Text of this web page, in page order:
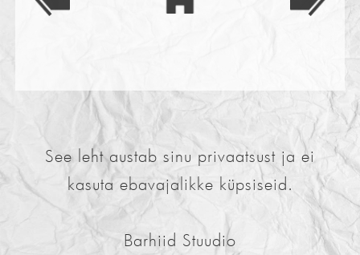
See leht austab sinu privaatsust ja ei
kasuta ebavajalikke küpsiseid.
Barhiid Stuudio